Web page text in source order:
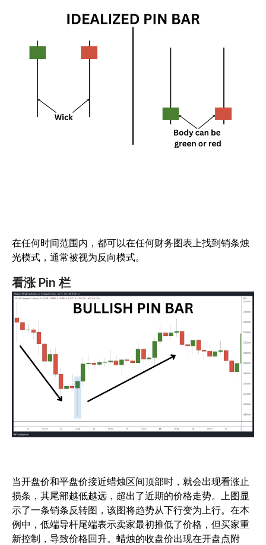
在任何时间范围内，都可以在任何财务图表上找到销条烛
光模式，通常被视为反向模式。
看涨 Pin 栏
当开盘价和平盘价接近蜡烛区间顶部时，就会出现看涨止
损条，其尾部越低越远，超出了近期的价格走势。上图显
示了一条销条反转图，该图将趋势从下行变为上行。在本
例中，低端导杆尾端表示卖家最初推低了价格，但买家重
新控制，导致价格回升。蜡烛的收盘价出现在开盘点附